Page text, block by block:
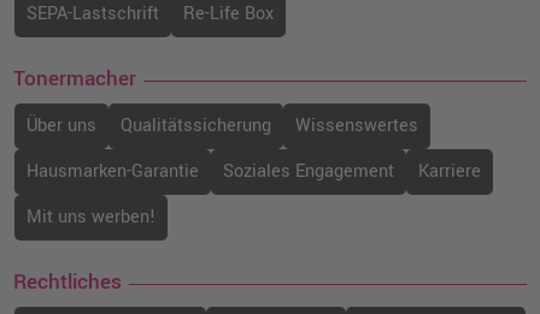
SEPA-Lastschrift
Re-Life Box
Tonermacher
Über uns Qualitätssicherung
Wissenswertes
Hausmarken-Garantie
Soziales Engagement
Karriere
Mit uns werben!
Rechtliches